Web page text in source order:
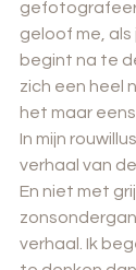
geloof me,
begint na te
zich een heel
het maar eens.
In mijn
verhaal van
En niet met
verhaal. Ik